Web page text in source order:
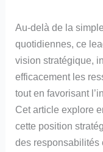
Au-delà de la
quotidiennes, ce
vision stratégique,
efficacement les
tout en favorisant
Cet article explore
cette position
des responsabilités